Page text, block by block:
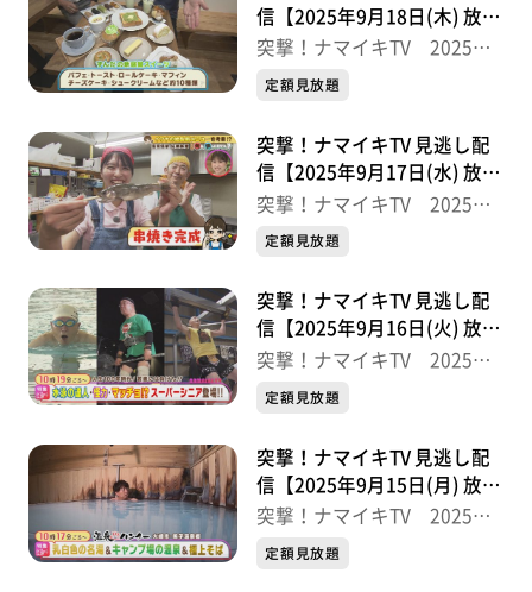
信【2025年9月18日(木) 放送
分】
突撃！ナマイキTV 2025後
半
定額見放題
突撃！ナマイキTV 見逃し配
信【2025年9月17日(水) 放送
分】
突撃！ナマイキTV 2025後
半
定額見放題
突撃！ナマイキTV 見逃し配
信【2025年9月16日(火) 放送
分】
突撃！ナマイキTV 2025後
半
定額見放題
突撃！ナマイキTV 見逃し配
信【2025年9月15日(月) 放送
分】
突撃！ナマイキTV 2025後
半
定額見放題